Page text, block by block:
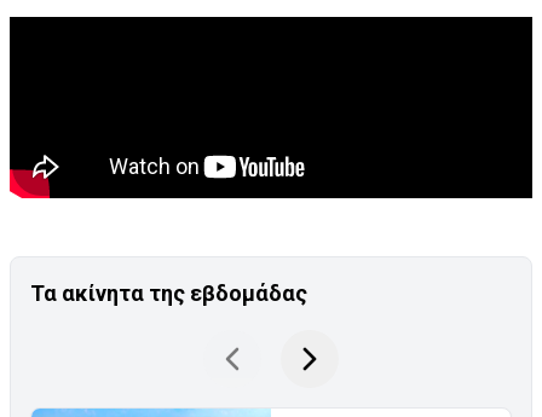
Τα ακίνητα της εβδομάδας